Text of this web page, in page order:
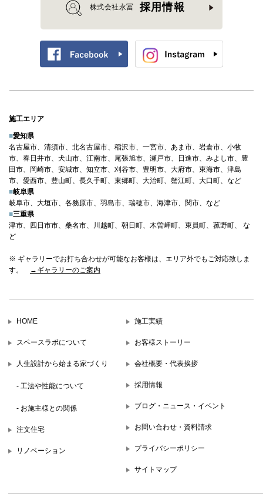
株式会社永冨 採用情報
施工エリア
■愛知県
名古屋市、清須市、北名古屋市、稲沢市、一宮市、あま市、岩倉市、小牧
市、春日井市、犬山市、江南市、尾張旭市、瀬戸市、日進市、みよし市、豊
田市、岡崎市、安城市、知立市、刈谷市、豊明市、大府市、東海市、津島
市、愛西市、豊山町、長久手町、東郷町、大治町、蟹江町、大口町、など
■岐阜県
岐阜市、大垣市、各務原市、羽島市、瑞穂市、海津市、関市、など
■三重県
津市、四日市市、桑名市、川越町、朝日町、木曽岬町、東員町、菰野町、 な
ど
※ ギャラリーでお打ち合わせが可能なお客様は、エリア外でもご対応致しま
す。
→ギャラリーのご案内
HOME
スペースラボについて
人生設計から始まる家づくり
- 工法や性能について
- お施主様との関係
注文住宅
リノベーション
施工実績
お客様ストーリー
会社概要・代表挨拶
採用情報
ブログ・ニュース・イベント
お問い合わせ・資料請求
プライバシーポリシー
サイトマップ